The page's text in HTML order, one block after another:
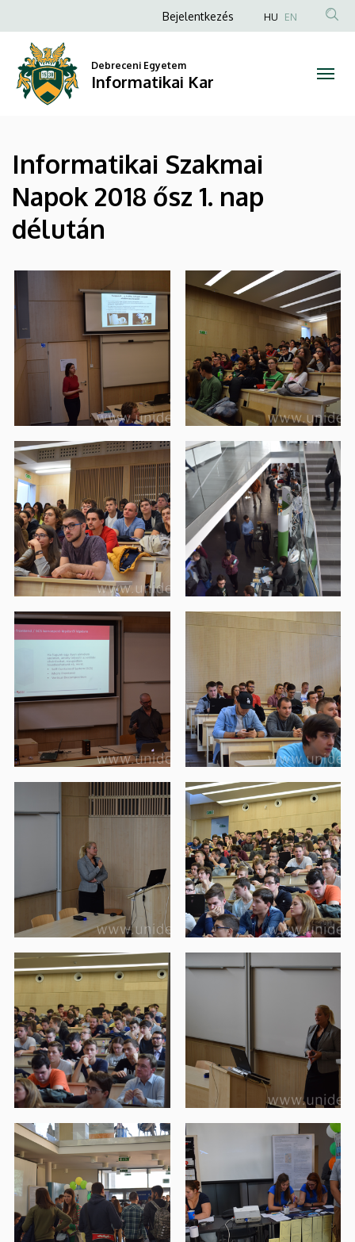
Informatikai
Kar
a
tartalomra
Anonim
fiók
menüje
Bejelentkezés HU EN
Debreceni Egyetem
Informatikai Kar
Informatikai Szakmai
Napok 2018 ősz 1. nap
délután